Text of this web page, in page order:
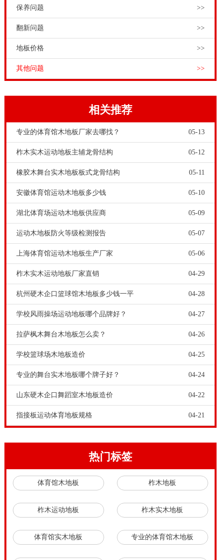
保养问题 >>
翻新问题 >>
地板价格 >>
其他问题 >>
相关推荐
专业的体育馆木地板厂家去哪找？ 05-13
柞木实木运动地板主辅龙骨结构 05-12
橡胶木舞台实木地板板式龙骨结构 05-11
安徽体育馆运动木地板多少钱 05-10
湖北体育场运动木地板供应商 05-09
运动木地板防火等级检测报告 05-07
上海体育馆运动木地板生产厂家 05-06
柞木实木运动地板厂家直销 04-29
杭州硬木企口篮球馆木地板多少钱一平 04-28
学校风雨操场运动地板哪个品牌好？ 04-27
拉萨枫木舞台木地板怎么卖？ 04-26
学校篮球场木地板造价 04-25
专业的舞台实木地板哪个牌子好？ 04-24
山东硬木企口舞蹈室木地板造价 04-22
指接板运动体育地板规格 04-21
热门标签
体育馆木地板 柞木地板
柞木运动地板 柞木实木地板
体育馆实木地板 专业的体育馆木地板